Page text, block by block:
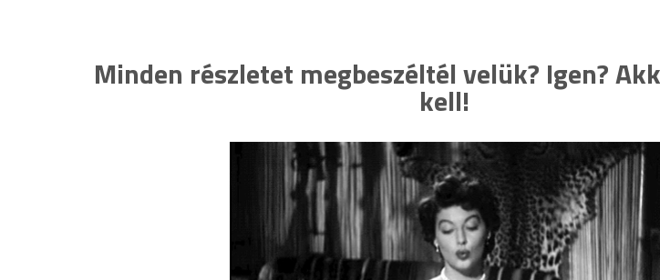
Minden részletet megbeszéltél velük? Igen?
kell!